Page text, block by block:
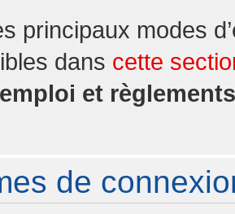
principaux modes
dans cette
et règlements
de